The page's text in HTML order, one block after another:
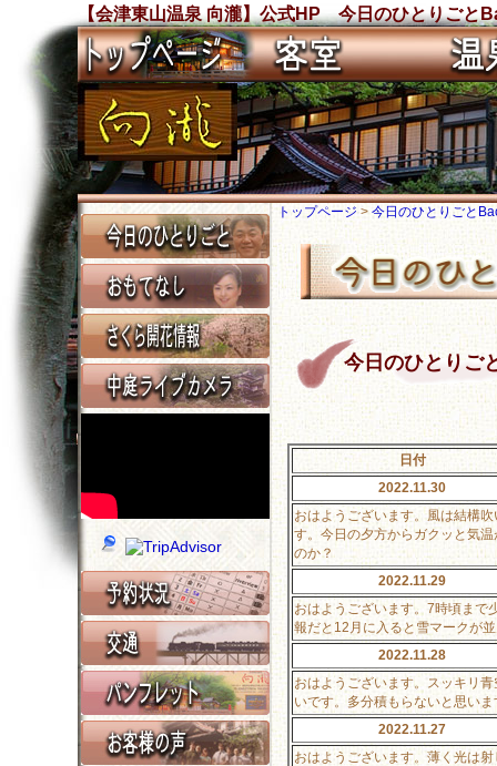
【会津東山温泉 向瀧】公式HP 今日のひとりごと
トップページ> 今日のひとりごと
今日のひとりご
日付
2022.11.30
おはようございます。風は結構
す。今日の夕方からガクッと気
のか？
2022.11.29
おはようございます。7時頃まで
報だと12月に入ると雪マークが
2022.11.28
おはようございます。スッキリ
いです。多分積もらないと思い
2022.11.27
おはようございます。薄く光は